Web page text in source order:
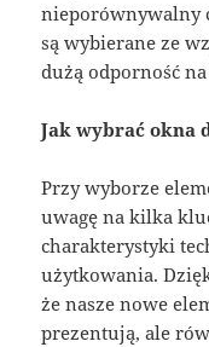
nieporównywalny
są wybierane ze
dużą odporność
Jak wybrać okna
Przy wyborze
uwagę na kilka
charakterystyki
użytkowania.
że nasze nowe
prezentują, ale